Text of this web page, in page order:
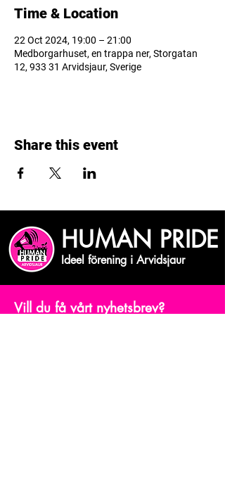
Time & Location
22 Oct 2024, 19:00 – 21:00
Medborgarhuset, en trappa ner, Storgatan
12, 933 31 Arvidsjaur, Sverige
Share this event
HUMAN PRIDE
Ideel förening i Arvidsjaur
Vill du få vårt nyhetsbrev?